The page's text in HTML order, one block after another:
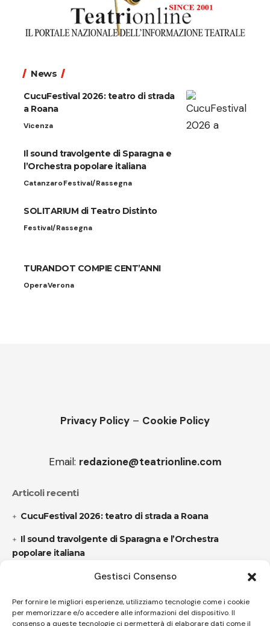
Gestisci Consenso
Per fornire le migliori esperienze, utilizziamo tecnologie come i cookie
per memorizzare e/o accedere alle informazioni del dispositivo. Il
consenso a queste tecnologie ci permetterà di elaborare dati come il
News
CucuFestival 2026: teatro di strada
a Roana
Vicenza
Il sound travolgente di Sparagna e
l’Orchestra popolare italiana
CatanzaroFestival/Rassegna
SOLITARIUM di Teatro Distinto
Festival/Rassegna
TURANDOT COMPIE CENT’ANNI
OperaVerona
Privacy Policy – Cookie Policy
Email: redazione@teatrionline.com
Articoli recenti
CucuFestival 2026: teatro di strada a Roana
Il sound travolgente di Sparagna e l’Orchestra
popolare italiana
Follow US